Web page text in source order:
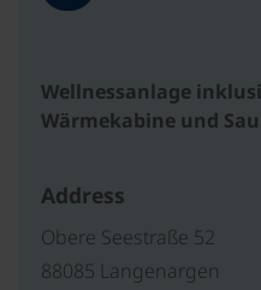
Wellnessanlage
Wärmekabine und
Address
Obere Seestraße 52
88085 Langenargen